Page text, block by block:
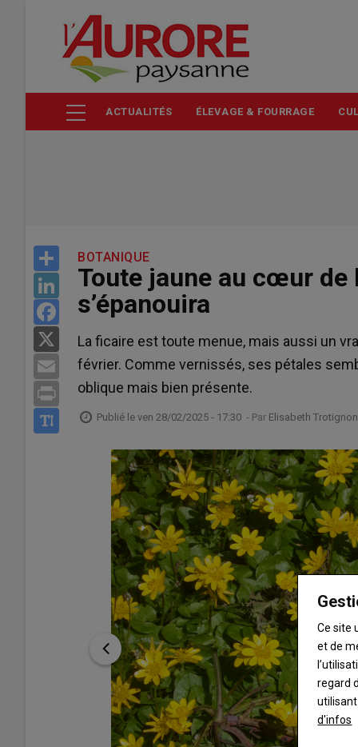
contenu
ACTUALITÉS ÉLEVAGE & FOURRAGE
Share
LinkedIn
Facebook
Email
Print
BOTANIQUE
Toute jaune au cœur de
s’épanouira
La ficaire est toute menue, mais aussi un
février. Comme vernissés, ses pétales
oblique mais bien présente.
Publié le ven 28/02/2025 - 17:30 - Par Elisabeth Trotignon
Ce site
et de
regard
utilisant
d'infos